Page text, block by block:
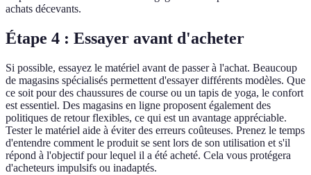
achats décevants.
Étape 4 : Essayer avant d'acheter
Si possible, essayez le matériel avant de passer à l'achat. Beaucoup
de magasins spécialisés permettent d'essayer différents modèles. Que
ce soit pour des chaussures de course ou un tapis de yoga, le confort
est essentiel. Des magasins en ligne proposent également des
politiques de retour flexibles, ce qui est un avantage appréciable.
Tester le matériel aide à éviter des erreurs coûteuses. Prenez le temps
d'entendre comment le produit se sent lors de son utilisation et s'il
répond à l'objectif pour lequel il a été acheté. Cela vous protégera
d'acheteurs impulsifs ou inadaptés.